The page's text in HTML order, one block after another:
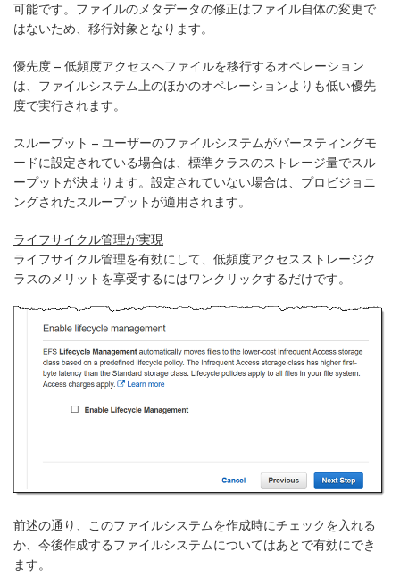
可能です。ファイルのメタデータの修正はファイル自体の変更で
はないため、移行対象となります。
優先度 – 低頻度アクセスへファイルを移行するオペレーション
は、ファイルシステム上のほかのオペレーションよりも低い優先
度で実行されます。
スループット – ユーザーのファイルシステムがバースティングモ
ードに設定されている場合は、標準クラスのストレージ量でスル
ープットが決まります。設定されていない場合は、プロビジョニ
ングされたスループットが適用されます。
ライフサイクル管理が実現
ライフサイクル管理を有効にして、低頻度アクセスストレージク
ラスのメリットを享受するにはワンクリックするだけです。
前述の通り、このファイルシステムを作成時にチェックを入れる
か、今後作成するファイルシステムについてはあとで有効にでき
ます。